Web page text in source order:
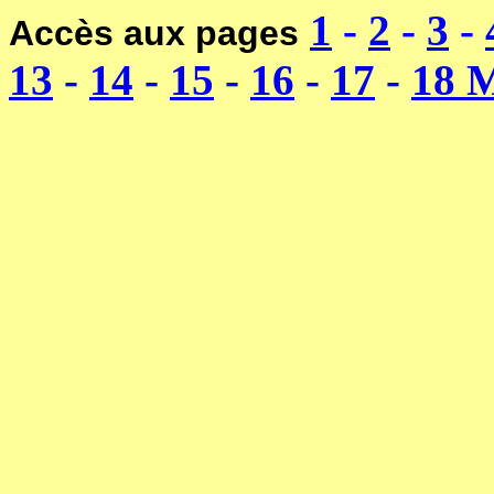
Accès aux pages 1 - 2 - 3 -
13 - 14 - 15 - 16 - 17 - 18